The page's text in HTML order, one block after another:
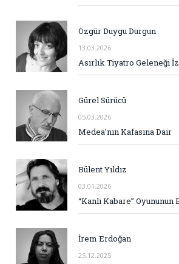
Özgür Duygu Durgun
13.03.2026
Asırlık Tiyatro Geleneği
Gürel Sürücü
05.03.2026
Medea’nın Kafasına Dair
Bülent Yıldız
03.01.2026
“Kanlı Kabare” Oyununun
İrem Erdoğan
25.12.2025